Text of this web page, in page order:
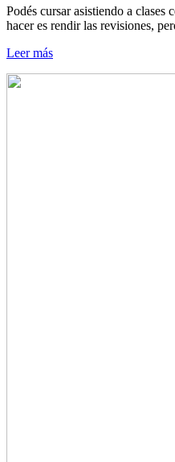
Podés cursar asistiendo a
hacer es rendir las revisiones,
Leer más